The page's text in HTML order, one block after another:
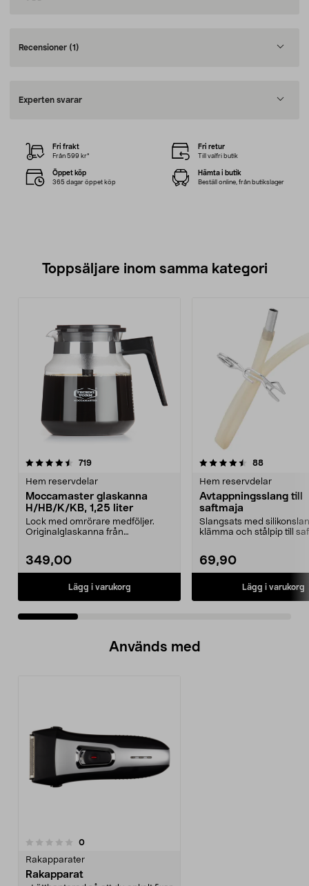
Recensioner (1)
Experten svarar
Fri frakt
Från 599 kr*
Fri retur
Till valfri butik
Öppet köp
365 dagar öppet köp
Hämta i butik
Beställ online, från butikslager
Toppsäljare inom samma kategori
719recensioner
Hem reservdelar
Moccamaster glaskanna
H/HB/K/KB, 1,25 liter
Lock med omrörare medföljer.
Originalglaskanna från
349,00
Lägg i varukorg
4.5 av 5 stjärnor 88recensioner
Hem reservdelar
Avtappningsslang till
saftmaja
Slangsats med
klämma och stålpip till
69,90
Lägg i varukorg
4.5 av 5 stjärnor
Används med
0recensioner
Rakapparater
Rakapparat